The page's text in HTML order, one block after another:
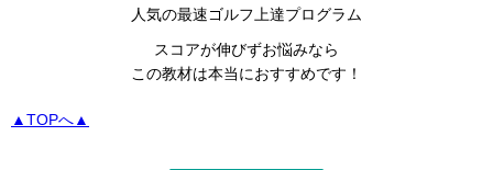
人気の最速ゴルフ上達プログラム
スコアが伸びずお悩みなら
この教材は本当におすすめです！
▲TOPへ▲